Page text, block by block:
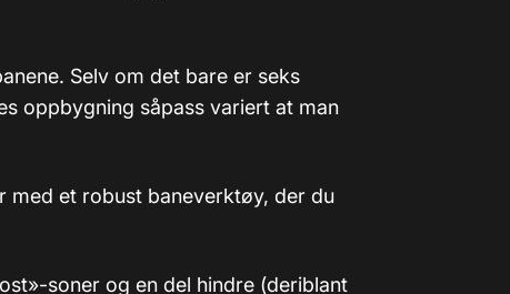
Selv om det bare er seks
oppbygning såpass variert at man
med et robust baneverktøy, der du
soner og en del hindre (deriblant